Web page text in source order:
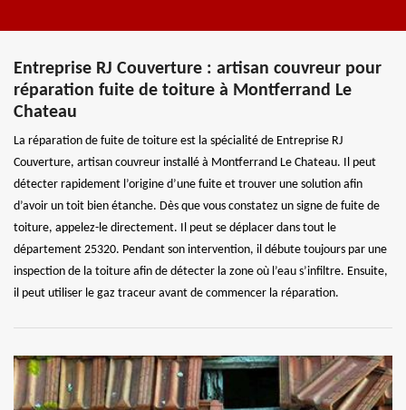
Entreprise RJ Couverture : artisan couvreur pour
réparation fuite de toiture à Montferrand Le
Chateau
La réparation de fuite de toiture est la spécialité de Entreprise RJ
Couverture, artisan couvreur installé à Montferrand Le Chateau. Il peut
détecter rapidement l’origine d’une fuite et trouver une solution afin
d’avoir un toit bien étanche. Dès que vous constatez un signe de fuite de
toiture, appelez-le directement. Il peut se déplacer dans tout le
département 25320. Pendant son intervention, il débute toujours par une
inspection de la toiture afin de détecter la zone où l’eau s’infiltre. Ensuite,
il peut utiliser le gaz traceur avant de commencer la réparation.